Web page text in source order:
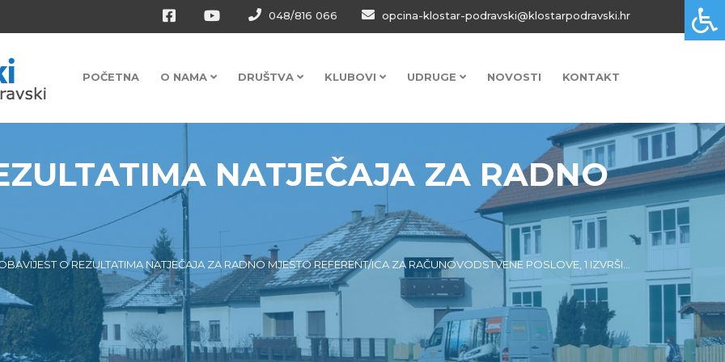
048/816 066 opcina-klostar-podravski@klostarpodravski.hr
POČETNA O NAMA DRUŠTVA KLUBOVI UDRUGE NOVOSTI KONTAKT
NATJEČAJA ZA RADNO
O REZULTATIMA NATJEČAJA ZA RADNO MJESTO REFERENT/ICA ZA RAČUNOVODSTVENE POSLOVE, 1 IZVRŠI...